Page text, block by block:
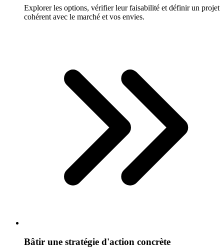
Explorer les options, vérifier leur faisabilité et définir un projet
cohérent avec le marché et vos envies.
Bâtir une stratégie d'action concrète